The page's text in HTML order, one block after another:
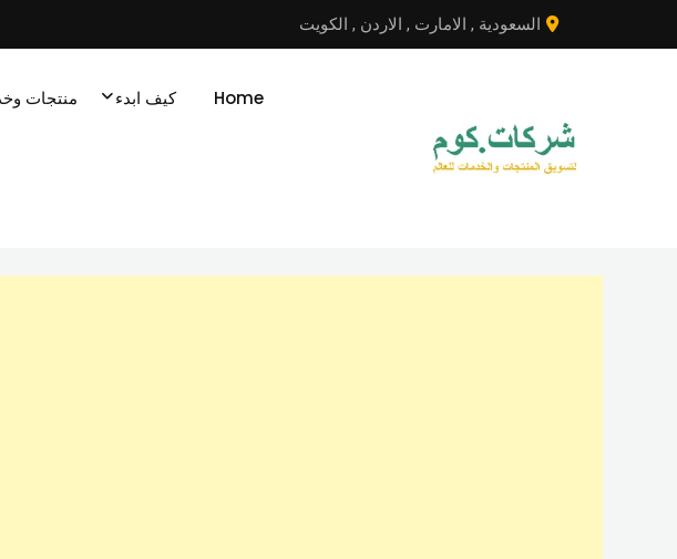
إلى
السعودية , الامارت , الاردن , الكويت
Home كيف ابدء منتجات